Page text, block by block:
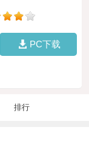
PC下载
排行